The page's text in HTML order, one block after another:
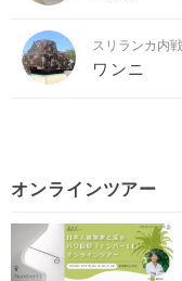
スリランカ内
ワンニ
オンラインツアー